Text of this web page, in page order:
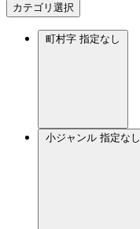
カテゴリ選択
町村字 指定なし
小ジャンル 指定なし